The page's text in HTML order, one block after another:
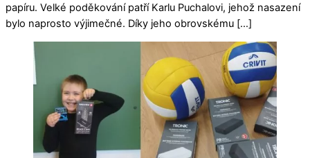
papíru. Velké poděkování patří Karlu Puchalovi, jehož nasazení
bylo naprosto výjimečné. Díky jeho obrovskému […]